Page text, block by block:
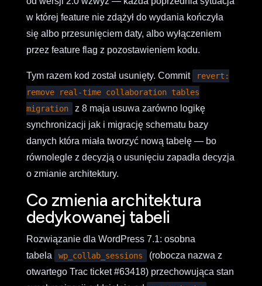
w której feature nie zdążył do wydania kończyła
się albo przesunięciem daty, albo wyłączeniem
przez feature flag z pozostawieniem kodu.
Tym razem kod został usunięty. Commit
revert:
remove real-time collaboration tables
migration
z 8 maja usuwa zarówno logikę
synchronizacji jak i migrację schematu bazy
danych która miała tworzyć nową tabelę — bo
równolegle z decyzją o usunięciu zapadła decyzja
o zmianie architektury.
Co zmienia architektura
dedykowanej tabeli
Rozwiązanie dla WordPress 7.1: osobna
tabela
wp_collab_sessions
(robocza nazwa z
otwartego Trac ticket #63418) przechowująca stan